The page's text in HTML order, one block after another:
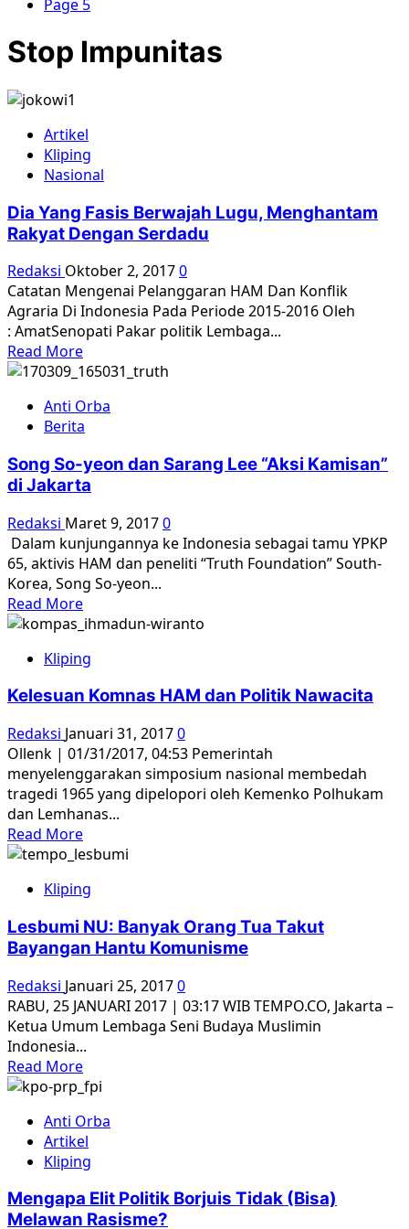
Page 5
Stop Impunitas
Artikel
Kliping
Nasional
Dia Yang Fasis Berwajah Lugu, Menghantam
Rakyat Dengan Serdadu
Redaksi Oktober 2, 20170
Catatan Mengenai Pelanggaran HAM Dan Konflik
Agraria Di Indonesia Pada Periode 2015-2016 Oleh
: AmatSenopati Pakar politik Lembaga...
Read MoreRead
more
Dia
Yang
Berwajah
Lugu,
Rakyat
Dengan
Serdadu
Anti Orba
Berita
Song So-yeon dan Sarang Lee “Aksi Kamisan”
di Jakarta
Redaksi Maret 9, 20170
Dalam kunjungannya ke Indonesia sebagai tamu YPKP
65, aktivis HAM dan peneliti “Truth Foundation” South-
Korea, Song So-yeon...
Read MoreRead
more
Song
yeon
Sarang
Lee
“Aksi
Kamisan”
di
Jakarta
Kliping
Kelesuan Komnas HAM dan Politik Nawacita
Redaksi Januari 31, 20170
Ollenk | 01/31/2017, 04:53 Pemerintah
menyelenggarakan simposium nasional membedah
tragedi 1965 yang dipelopori oleh Kemenko Polhukam
dan Lemhanas...
Read MoreRead
more
Kelesuan
HAM
dan
Nawacita
Kliping
Lesbumi NU: Banyak Orang Tua Takut
Bayangan Hantu Komunisme
Redaksi Januari 25, 20170
RABU, 25 JANUARI 2017 | 03:17 WIB TEMPO.CO, Jakarta –
Ketua Umum Lembaga Seni Budaya Muslimin
Indonesia...
Read MoreRead
more
Lesbumi
NU:
Banyak
Orang
Tua
Anti Orba
Artikel
Kliping
Mengapa Elit Politik Borjuis Tidak (Bisa)
Melawan Rasisme?